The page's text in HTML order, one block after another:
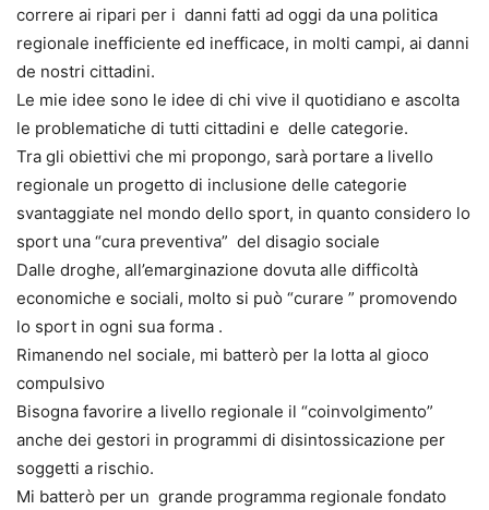
correre ai ripari per i danni fatti ad oggi da una politica
regionale inefficiente ed inefficace, in molti campi, ai danni
de nostri cittadini.
Le mie idee sono le idee di chi vive il quotidiano e ascolta
le problematiche di tutti cittadini e delle categorie.
Tra gli obiettivi che mi propongo, sarà portare a livello
regionale un progetto di inclusione delle categorie
svantaggiate nel mondo dello sport, in quanto considero lo
sport una “cura preventiva” del disagio sociale
Dalle droghe, all’emarginazione dovuta alle difficoltà
economiche e sociali, molto si può “curare ” promovendo
lo sport in ogni sua forma .
Rimanendo nel sociale, mi batterò per la lotta al gioco
compulsivo
Bisogna favorire a livello regionale il “coinvolgimento”
anche dei gestori in programmi di disintossicazione per
soggetti a rischio.
Mi batterò per un grande programma regionale fondato